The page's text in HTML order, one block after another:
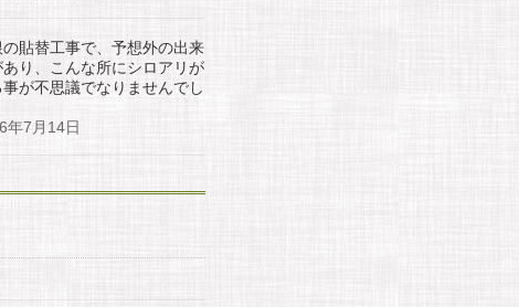
の貼替工事で、予想外の出来
あり、こんな所にシロアリが
事が不思議でなりませんでし
年7月14日